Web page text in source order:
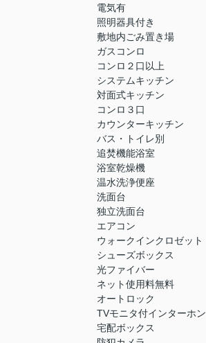
電気有
照明器具付き
敷地内ごみ置き場
ガスコンロ
コンロ２口以上
システムキッチン
対面式キッチン
コンロ３口
カウンターキッチン
バス・トイレ別
追焚機能浴室
浴室乾燥機
温水洗浄便座
洗面台
独立洗面台
エアコン
ウォークインクロゼット
シューズボックス
光ファイバー
ネット使用料無料
オートロック
TVモニタ付インターホン
宅配ボックス